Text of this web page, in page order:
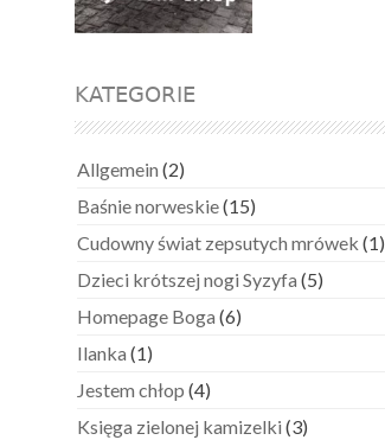
KATEGORIE
Allgemein (2)
Baśnie norweskie(15)
Cudowny świat zepsutych mrówek (1)
Dzieci krótszej nogi Syzyfa (5)
Homepage Boga (6)
Ilanka (1)
Jestem chłop (4)
Księga zielonej kamizelki (3)